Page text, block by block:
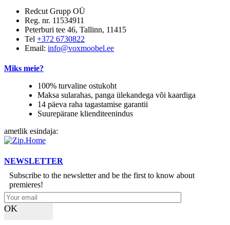
Redcut Grupp OÜ
Reg. nr. 11534911
Peterburi tee 46, Tallinn, 11415
Tel +372 6730822
Email: info@voxmoobel.ee
Miks meie?
100% turvaline ostukoht
Maksa sularahas, panga ülekandega või kaardiga
14 päeva raha tagastamise garantii
Suurepärane klienditeenindus
ametlik esindaja:
NEWSLETTER
Subscribe to the newsletter and be the first to know about
premieres!
OK